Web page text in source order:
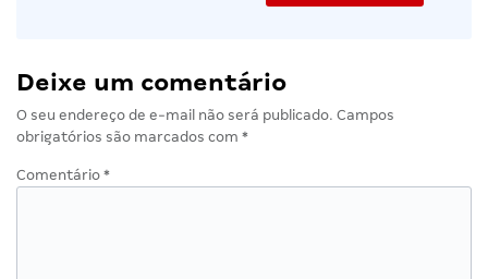
Deixe um comentário
O seu endereço de e-mail não será publicado. Campos
obrigatórios são marcados com *
Comentário *